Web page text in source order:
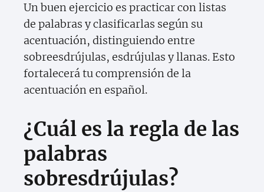
Un buen ejercicio es practicar con listas
de palabras y clasificarlas según su
acentuación, distinguiendo entre
sobreesdrújulas, esdrújulas y llanas. Esto
fortalecerá tu comprensión de la
acentuación en español.
¿Cuál es la regla de las
palabras
sobresdrújulas?